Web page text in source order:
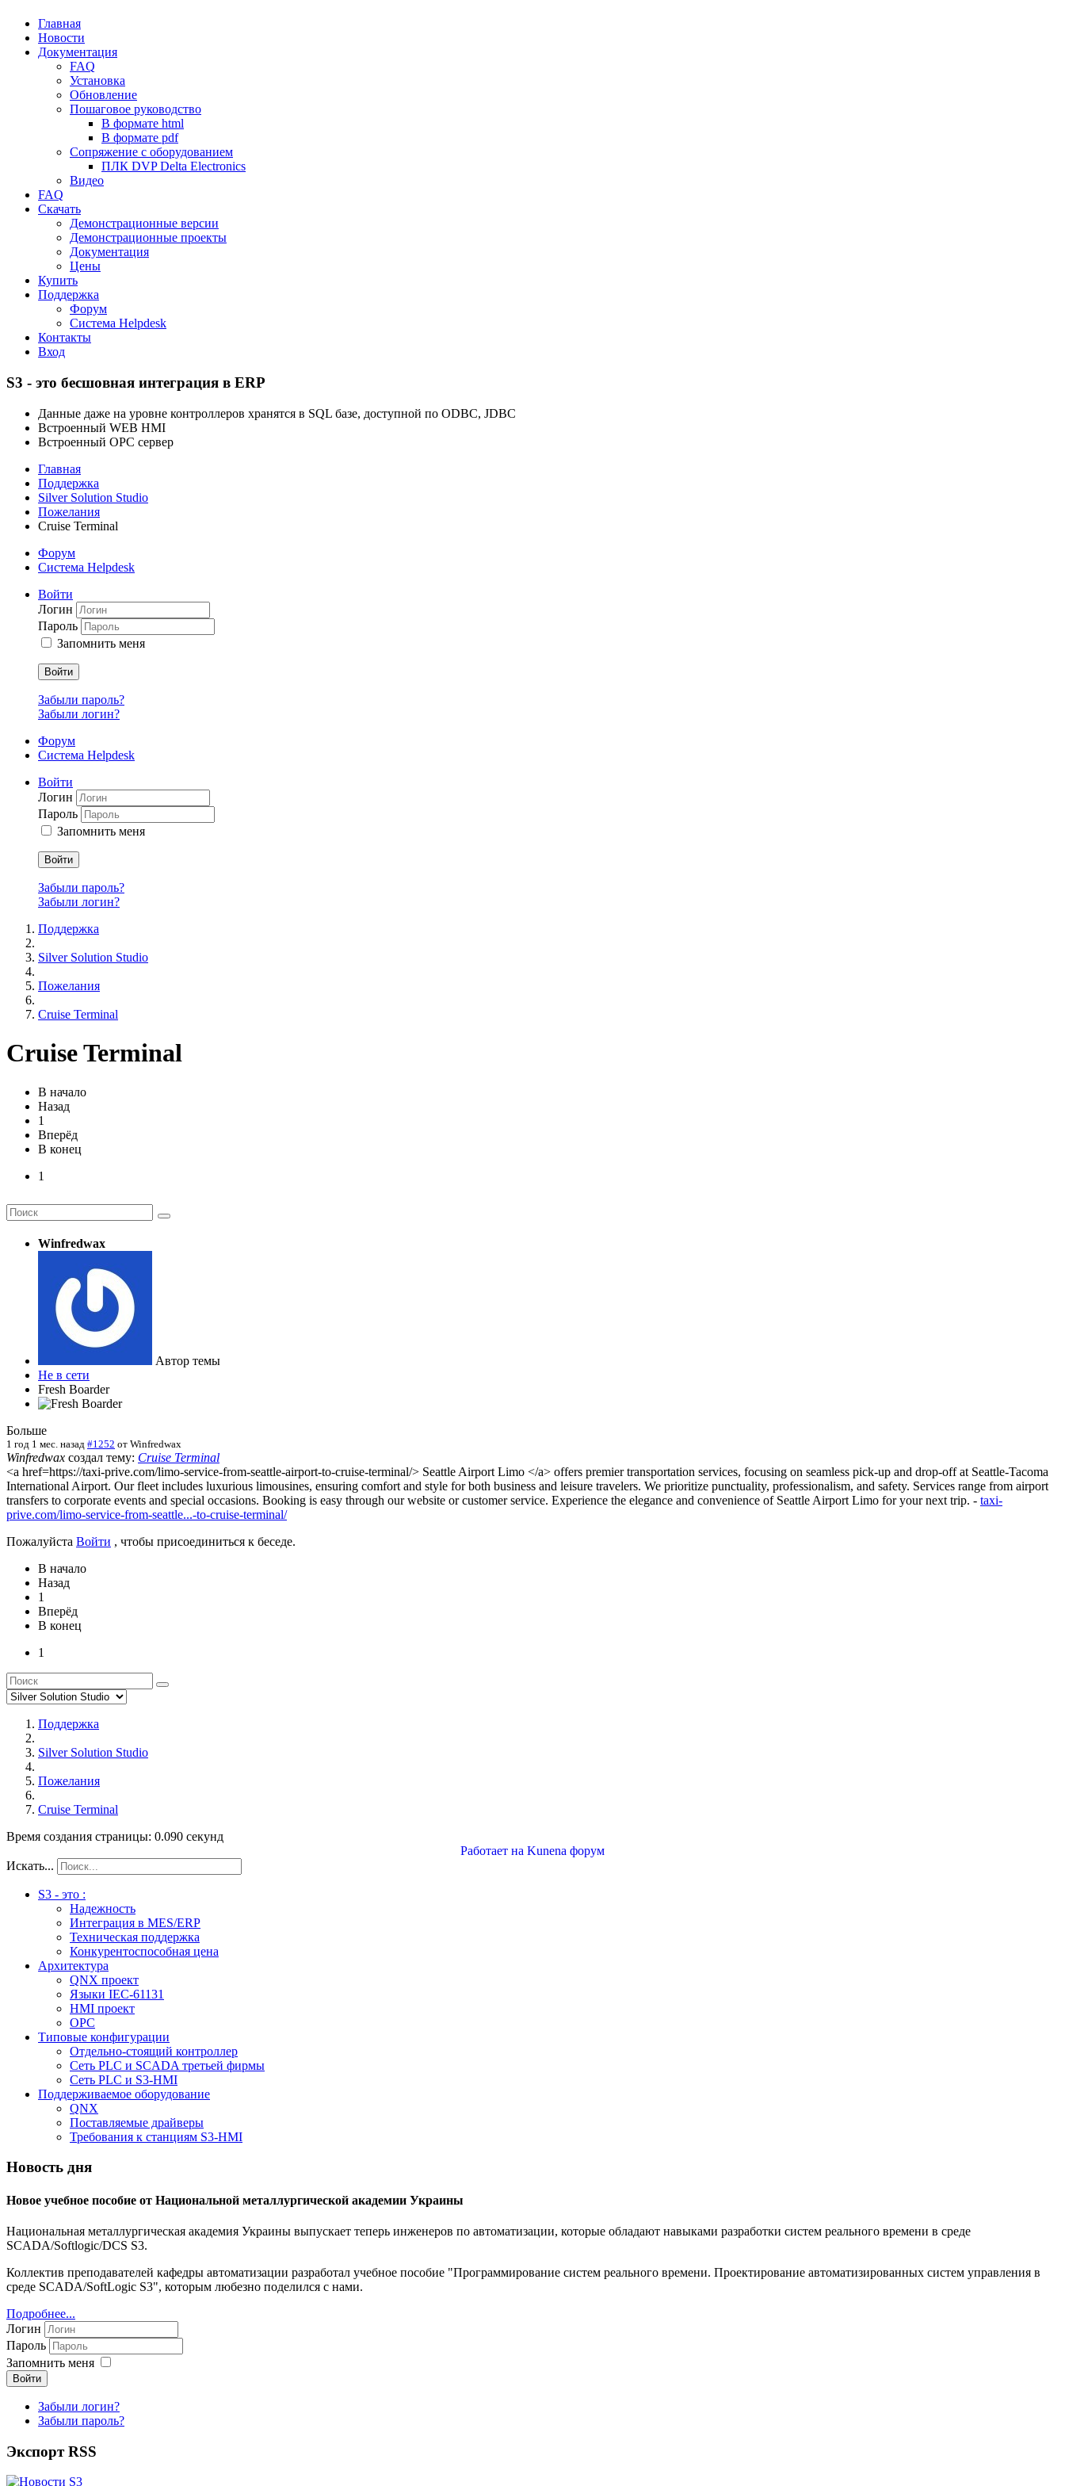
Главная
Новости
Документация
FAQ
Установка
Обновление
Пошаговое руководство
В формате html
В формате pdf
Сопряжение с оборудованием
ПЛК DVP Delta Electronics
Видео
FAQ
Скачать
Демонстрационные версии
Демонстрационные проекты
Документация
Цены
Купить
Поддержка
Форум
Система Helpdesk
Контакты
Вход
S3 - это бесшовная интеграция в ERP
Данные даже на уровне контроллеров хранятся в SQL базе, доступной по ODBC, JDBC
Встроенный WEB HMI
Встроенный OPC сервер
Главная
Поддержка
Silver Solution Studio
Пожелания
Cruise Terminal
Форум
Система Helpdesk
Войти
Логин
Пароль
Запомнить меня
Войти
Забыли пароль?
Забыли логин?
Форум
Система Helpdesk
Войти
Логин
Пароль
Запомнить меня
Войти
Забыли пароль?
Забыли логин?
Поддержка
Silver Solution Studio
Пожелания
Cruise Terminal
Cruise Terminal
В начало
Назад
1
Вперёд
В конец
1
Winfredwax
Автор темы
Не в сети
Fresh Boarder
Больше
1 год 1 мес. назад #1252 от Winfredwax
Winfredwax создал тему: Cruise Terminal
<a href=https://taxi-prive.com/limo-service-from-seattle-airport-to-cruise-terminal/> Seattle Airport Limo </a> offers premier transportation services, focusing on seamless pick-up and drop-off at Seattle-Tacoma
International Airport. Our fleet includes luxurious limousines, ensuring comfort and style for both business and leisure travelers. We prioritize punctuality, professionalism, and safety. Services range from airport
transfers to corporate events and special occasions. Booking is easy through our website or customer service. Experience the elegance and convenience of Seattle Airport Limo for your next trip. - taxi-
prive.com/limo-service-from-seattle...-to-cruise-terminal/
Пожалуйста Войти , чтобы присоединиться к беседе.
В начало
Назад
1
Вперёд
В конец
1
Поддержка
Silver Solution Studio
Пожелания
Cruise Terminal
Время создания страницы: 0.090 секунд
Работает на Kunena форум
Искать...
S3 - это :
Надежность
Интеграция в MES/ERP
Техническая поддержка
Конкурентоспособная цена
Архитектура
QNX проект
Языки IEC-61131
HMI проект
ОPC
Типовые конфигурации
Отдельно-стоящий контроллер
Сеть PLC и SCADA третьей фирмы
Сеть PLC и S3-HMI
Поддерживаемое оборудование
QNX
Поставляемые драйверы
Требования к станциям S3-HMI
Новость дня
Новое учебное пособие от Национальной металлургической академии Украины
Национальная металлургическая академия Украины выпускает теперь инженеров по автоматизации, которые обладают навыками разработки систем реального времени в среде
SCADA/Softlogic/DCS S3.
Коллектив преподавателей кафедры автоматизации разработал учебное пособие "Программирование систем реального времени. Проектирование автоматизированных систем управления в
среде SCADA/SoftLogic S3", которым любезно поделился с нами.
Подробнее...
Логин
Пароль
Запомнить меня
Войти
Забыли логин?
Забыли пароль?
Экспорт RSS